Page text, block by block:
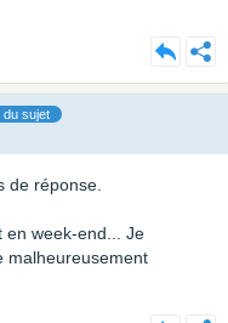
du sujet
de réponse.
en week-end... Je
malheureusement